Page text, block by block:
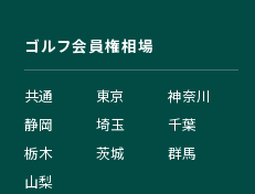
ゴルフ会員権相場
共通 東京
神奈川
静岡
埼玉
千葉
栃木
茨城
群馬
山梨